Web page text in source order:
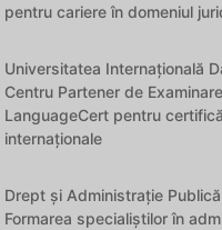
pentru cariere în domeniul
Universitatea Internațională
Centru Partener de
LanguageCert pentru
internaționale
Drept și Administrație
Formarea specialiștilor în